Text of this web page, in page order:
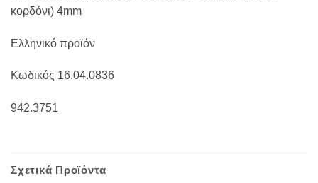
κορδόνι) 4mm
Ελληνικό προϊόν
Κωδικός 16.04.0836
942.3751
Σχετικά Προϊόντα